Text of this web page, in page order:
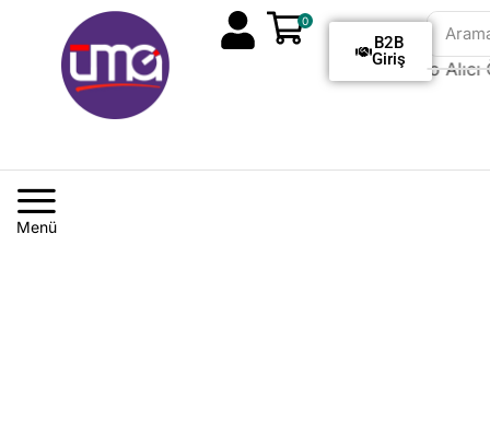
Tüm Siparişlerde Kargo Alıcı
0
B2B
Giriş
Menü